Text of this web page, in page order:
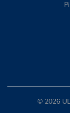
© 2026